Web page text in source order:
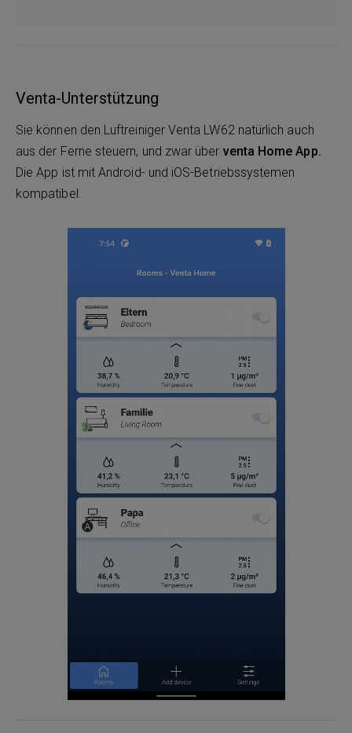
Venta-Unterstützung
Sie können den Luftreiniger Venta LW62 natürlich auch
aus der Ferne steuern, und zwar über venta Home App.
Die App ist mit Android- und iOS-Betriebssystemen
kompatibel.